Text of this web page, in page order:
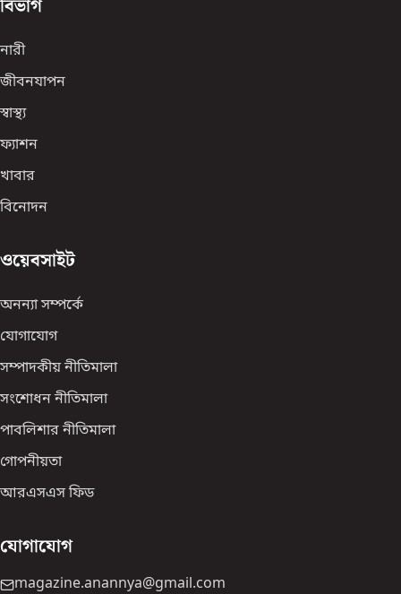
বিভাগ
নারী
জীবনযাপন
স্বাস্থ্য
ফ্যাশন
খাবার
বিনোদন
ওয়েবসাইট
অনন্যা সম্পর্কে
যোগাযোগ
সম্পাদকীয় নীতিমালা
সংশোধন নীতিমালা
পাবলিশার নীতিমালা
গোপনীয়তা
আরএসএস ফিড
যোগাযোগ
magazine.anannya@gmail.com